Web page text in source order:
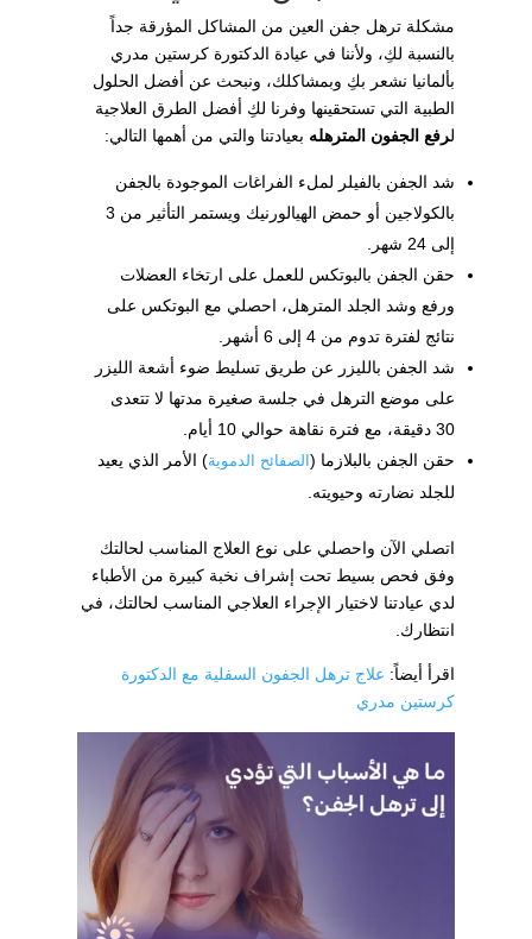
مشكلة ترهل جفن العين من المشاكل المؤرقة جداً
بالنسبة لكِ، ولأننا في عيادة الدكتورة كرستين مدري
بألمانيا نشعر بكِ وبمشاكلك، ونبحث عن أفضل الحلول
الطبية التي تستحقينها وفرنا لكِ أفضل الطرق العلاجية
لرفع الجفون المترهله بعيادتنا والتي من أهمها التالي:
شد الجفن بالفيلر لملء الفراغات الموجودة بالجفن
بالكولاجين أو حمض الهيالورنيك ويستمر التأثير من 3
إلى 24 شهر.
حقن الجفن بالبوتكس للعمل على ارتخاء العضلات
ورفع وشد الجلد المترهل، احصلي مع البوتكس على
نتائج لفترة تدوم من 4 إلى 6 أشهر.
شد الجفن بالليزر عن طريق تسليط ضوء أشعة الليزر
على موضع الترهل في جلسة صغيرة مدتها لا تتعدى
30 دقيقة، مع فترة نقاهة حوالي 10 أيام.
حقن الجفن بالبلازما (الصفائح الدموية) الأمر الذي يعيد
للجلد نضارته وحيويته.
اتصلي الآن واحصلي على نوع العلاج المناسب لحالتك
وفق فحص بسيط تحت إشراف نخبة كبيرة من الأطباء
لدي عيادتنا لاختيار الإجراء العلاجي المناسب لحالتك، في
انتظارك.
اقرأ أيضاً: علاج ترهل الجفون السفلية مع الدكتورة
كرستين مدري